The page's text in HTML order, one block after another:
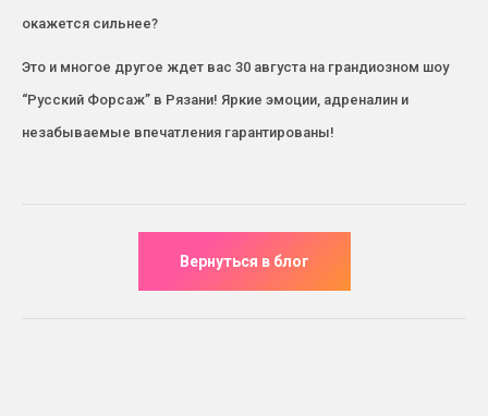
окажется сильнее?
Это и многое другое ждет вас 30 августа на грандиозном шоу
“Русский Форсаж” в Рязани! Яркие эмоции, адреналин и
незабываемые впечатления гарантированы!